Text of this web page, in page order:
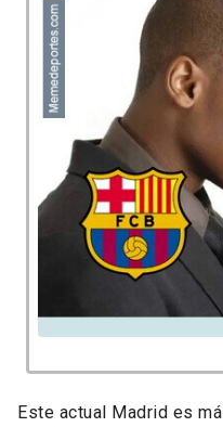
Este actual Madrid es